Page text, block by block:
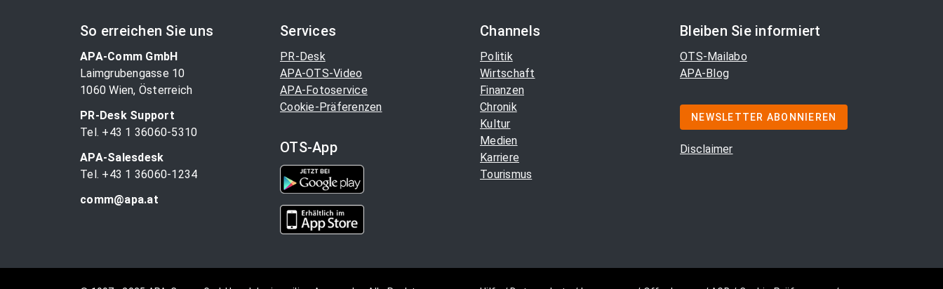
So erreichen Sie uns
APA-Comm GmbH
Laimgrubengasse 10
1060 Wien, Österreich
PR-Desk Support
Tel. +43 1 36060-5310
APA-Salesdesk
Tel. +43 1 36060-1234
comm@apa.at
Services
PR-Desk
APA-OTS-Video
APA-Fotoservice
Cookie-Präferenzen
OTS-App
Channels
Politik
Wirtschaft
Finanzen
Chronik
Kultur
Medien
Karriere
Tourismus
Bleiben Sie informiert
OTS-Mailabo
APA-Blog
NEWSLETTER ABONNIEREN
Disclaimer